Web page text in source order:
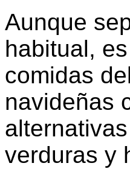
Aunque
habitual,
comidas
navideñas
verduras y